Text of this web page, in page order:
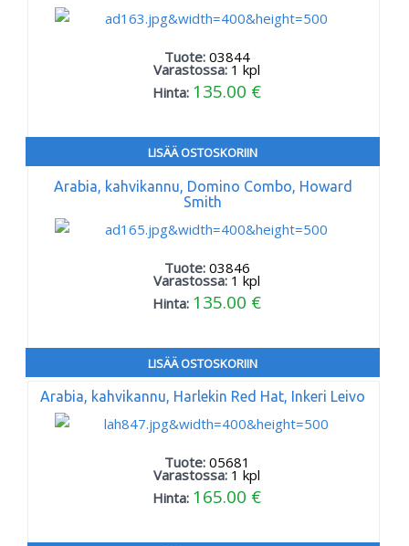
Tuote: 03844
Varastossa: 1 kpl
Hinta: 135.00 €
LISÄÄ OSTOSKORIIN
Arabia, kahvikannu, Domino Combo, Howard
Smith
Tuote: 03846
Varastossa: 1 kpl
Hinta: 135.00 €
LISÄÄ OSTOSKORIIN
Arabia, kahvikannu, Harlekin Red Hat, Inkeri Leivo
Tuote: 05681
Varastossa: 1 kpl
Hinta: 165.00 €